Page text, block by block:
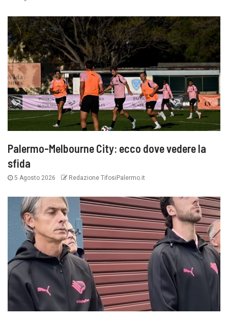
Palermo-Melbourne City: ecco dove vedere la
sfida
5 Agosto 2026 Redazione TifosiPalermo.it